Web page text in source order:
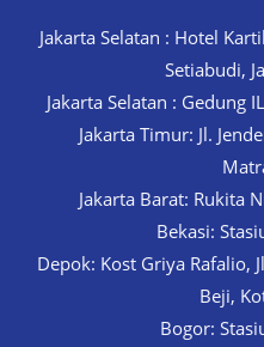
Jakarta Selatan : Hotel
Setiabudi,
Jakarta Selatan : Gedung
Jakarta Timur: Jl.
Jakarta Barat: Rukita
Bekasi:
Depok: Kost Griya Rafalio,
Beji,
Bogor: